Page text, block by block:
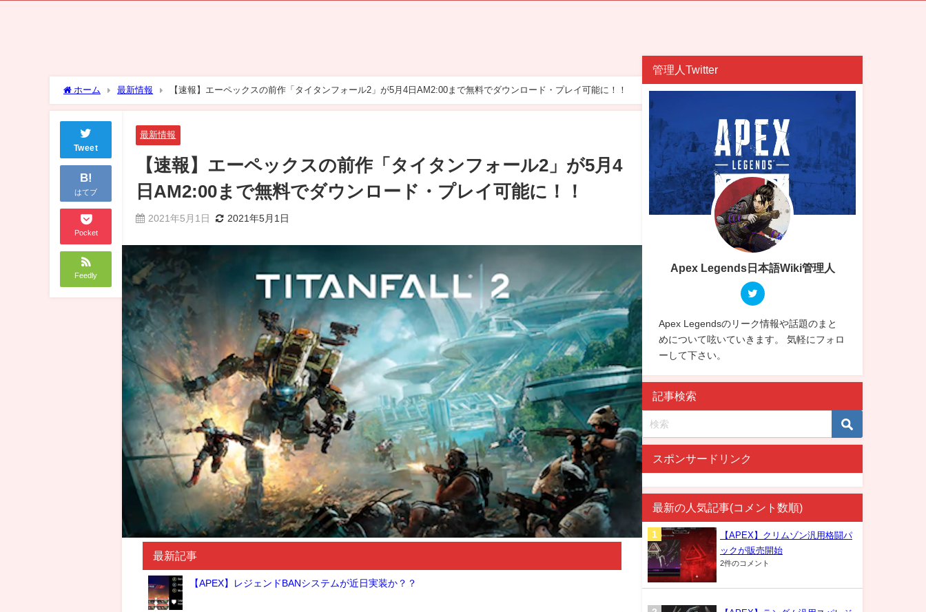
ホーム 最新情報 【速報】エーペックスの前作「タイタンフォール2」が5月4日AM2:00まで無料でダウンロード・プレイ可能に！！
Tweet
B!
はてブ
Pocket
Feedly
最新情報
【速報】エーペックスの前作「タイタンフォール2」が5月4
日AM2:00まで無料でダウンロード・プレイ可能に！！
2021年5月1日 2021年5月1日
最新記事
【APEX】レジェンドBANシステムが近日実装か？？
管理人Twitter
Apex Legends日本語Wiki管理人
Apex Legendsのリーク情報や話題のまと
めについて呟いていきます。 気軽にフォロ
ーして下さい。
記事検索
スポンサードリンク
最新の人気記事(コメント数順)
【APEX】クリムゾン汎用格闘パ
ックが販売開始
2件のコメント